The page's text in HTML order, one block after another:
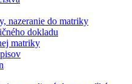
nazeranie do matriky
dokladu
matriky